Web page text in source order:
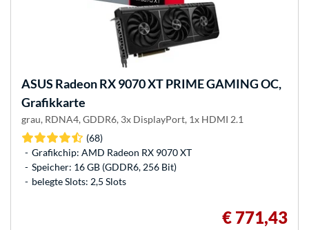
ASUS Radeon RX 9070 XT PRIME GAMING OC,
Grafikkarte
grau, RDNA4, GDDR6, 3x DisplayPort, 1x HDMI 2.1
(68)
Grafikchip: AMD Radeon RX 9070 XT
Speicher: 16 GB (GDDR6, 256 Bit)
belegte Slots: 2,5 Slots
€ 771,43